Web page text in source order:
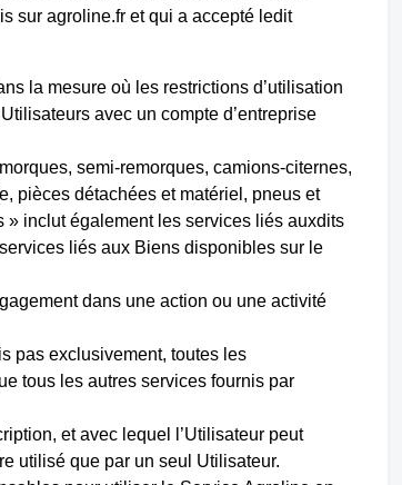
sur agroline.fr et qui a accepté ledit
la mesure où les restrictions d’utilisation
avec un compte d’entreprise
semi-remorques, camions-citernes,
pièces détachées et matériel, pneus et
» inclut également les services liés auxdits
liés aux Biens disponibles sur le
dans une action ou une activité
pas exclusivement, toutes les
tous les autres services fournis par
et avec lequel l’Utilisateur peut
utilisé que par un seul Utilisateur.